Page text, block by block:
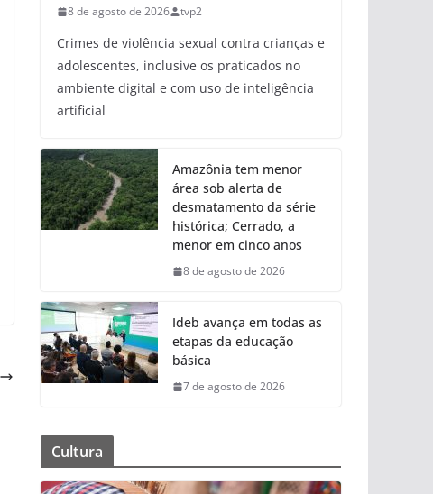
8 de agosto de 2026 tvp2
Crimes de violência sexual contra crianças e
adolescentes, inclusive os praticados no
ambiente digital e com uso de inteligência
artificial
Amazônia tem menor
área sob alerta de
desmatamento da série
histórica; Cerrado, a
menor em cinco anos
8 de agosto de 2026
Ideb avança em todas as
etapas da educação
básica
7 de agosto de 2026
Cultura